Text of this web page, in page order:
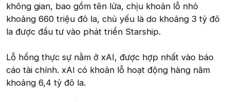
không gian, bao gồm tên lửa, chịu khoản lỗ nhỏ
khoảng 660 triệu đô la, chủ yếu là do khoảng 3 tỷ đô
la được đầu tư vào phát triển Starship.
Lỗ hổng thực sự nằm ở xAI, được hợp nhất vào báo
cáo tài chính. xAI có khoản lỗ hoạt động hàng năm
khoảng 6,4 tỷ đô la.